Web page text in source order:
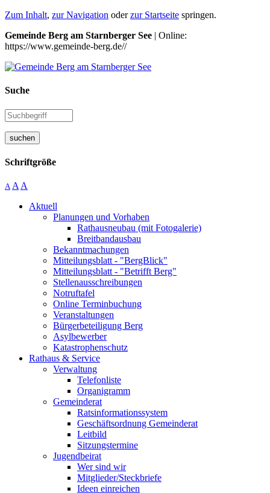
Zum Inhalt, zur Navigation oderzur Startseite springen.
Gemeinde Berg am Starnberger See | Online:
https://www.gemeinde-berg.de//
Suche
suchen
Schriftgröße
A A A
Aktuell
Planungen und Vorhaben
Rathausneubau (mit Fotogalerie)
Breitbandausbau
Bekanntmachungen
Mitteilungsblatt - "BergBlick"
Mitteilungsblatt - "Betrifft Berg"
Stellenausschreibungen
Notruftafel
Online Terminbuchung
Veranstaltungen
Bürgerbeteiligung Berg
Asylbewerber
Katastrophenschutz
Rathaus & Service
Verwaltung
Telefonliste
Organigramm
Gemeinderat
Ratsinformationssystem
Geschäftsordnung Gemeinderat
Leitbild
Sitzungstermine
Jugendbeirat
Wer sind wir
Mitglieder/Steckbriefe
Ideen einreichen